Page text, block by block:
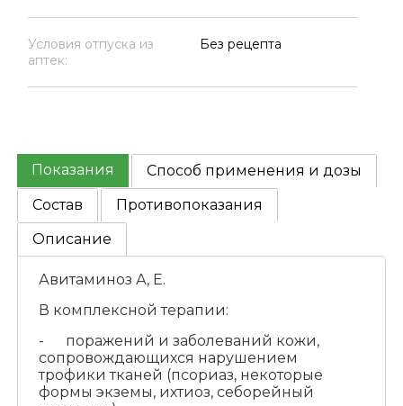
Условия отпуска из
аптек:
Без рецепта
Показания
Способ применения и дозы
Состав
Противопоказания
Описание
Авитаминоз А, Е.
В комплексной терапии:
- поражений и заболеваний кожи,
сопровождающихся нарушением
трофики тканей (псориаз, некоторые
формы экземы, ихтиоз, себорейный